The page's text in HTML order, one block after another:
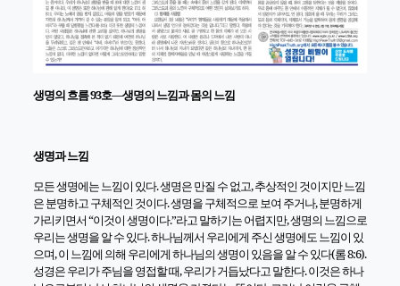
생명의 흐름 93호―생명의 느낌과 몸의 느낌
생명과 느낌
모든 생명에는 느낌이 있다. 생명은 만질 수 없고, 추상적인 것이지만 느낌
은 분명하고 구체적인 것이다. 생명을 구체적으로 보여 주거나, 분명하게
가리키면서 “이것이 생명이다.”라고 말하기는 어렵지만, 생명의 느낌으로
우리는 생명을 알 수 있다. 하나님께서 우리에게 주신 생명에도 느낌이 있
으며, 이 느낌에 의해 우리에게 하나님의 생명이 있음을 알 수 있다(롬 8:6).
성경은 우리가 주님을 영접할 때, 우리가 거듭났다고 말한다. 이것은 하나